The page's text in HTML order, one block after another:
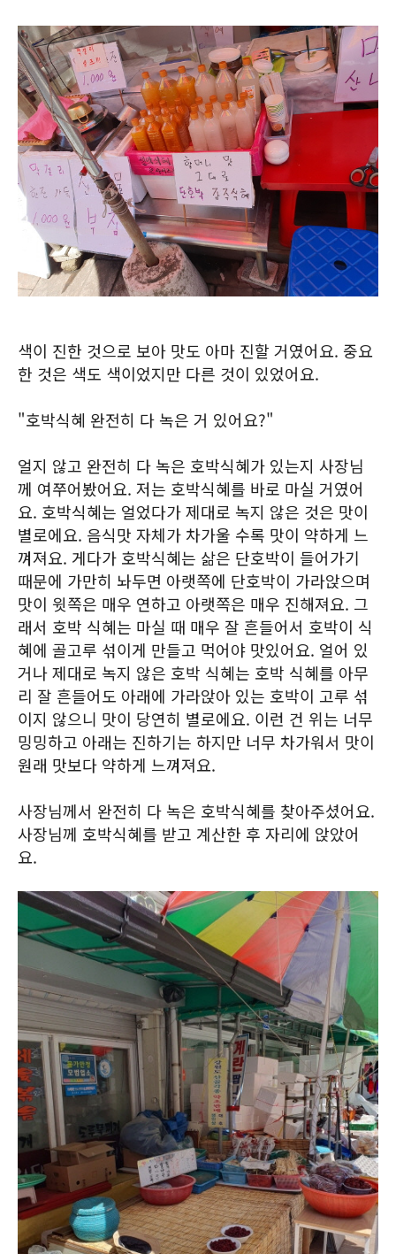
색이 진한 것으로 보아 맛도 아마 진할 거였어요. 중요
한 것은 색도 색이었지만 다른 것이 있었어요.
"호박식혜 완전히 다 녹은 거 있어요?"
얼지 않고 완전히 다 녹은 호박식혜가 있는지 사장님
께 여쭈어봤어요. 저는 호박식혜를 바로 마실 거였어
요. 호박식혜는 얼었다가 제대로 녹지 않은 것은 맛이
별로에요. 음식맛 자체가 차가울 수록 맛이 약하게 느
껴져요. 게다가 호박식혜는 삶은 단호박이 들어가기
때문에 가만히 놔두면 아랫쪽에 단호박이 가라앉으며
맛이 윗쪽은 매우 연하고 아랫쪽은 매우 진해져요. 그
래서 호박 식혜는 마실 때 매우 잘 흔들어서 호박이 식
혜에 골고루 섞이게 만들고 먹어야 맛있어요. 얼어 있
거나 제대로 녹지 않은 호박 식혜는 호박 식혜를 아무
리 잘 흔들어도 아래에 가라앉아 있는 호박이 고루 섞
이지 않으니 맛이 당연히 별로에요. 이런 건 위는 너무
밍밍하고 아래는 진하기는 하지만 너무 차가워서 맛이
원래 맛보다 약하게 느껴져요.
사장님께서 완전히 다 녹은 호박식혜를 찾아주셨어요.
사장님께 호박식혜를 받고 계산한 후 자리에 앉았어
요.